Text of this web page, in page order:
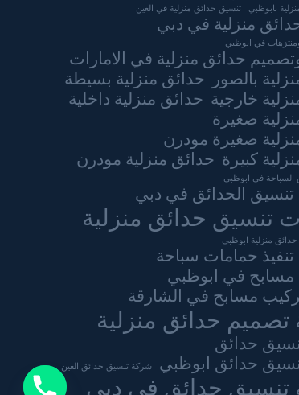
بابوظبي تنسيق حدائق منزلية في العين
منزلية في دبي
في ابوظبي
حدائق منزلية في الامارات
بالصور
حدائق منزلية بسيطة
خارجية حدائق منزلية داخلية
صغيرة
صغيرة مودرن
كبيرة حدائق منزلية مودرن
في ابوظبي
الحدائق في دبي
تنسيق حدائق منزلية
منزلية ابوظبي
حمامات سباحة
في ابوظبي
مسابح في الشارقة
حدائق منزلية
حدائق
حدائق ابوظبي
شركة تنسيق حدائق العين
حدائق في دبي